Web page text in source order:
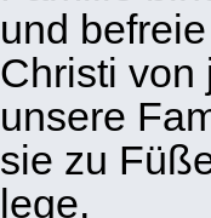
und
Christi von
unsere
sie zu
lege,